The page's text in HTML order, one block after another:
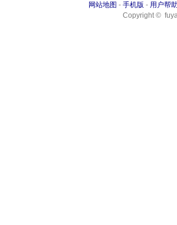
网站地图 - 手机版 - 用户帮
Copyright ©